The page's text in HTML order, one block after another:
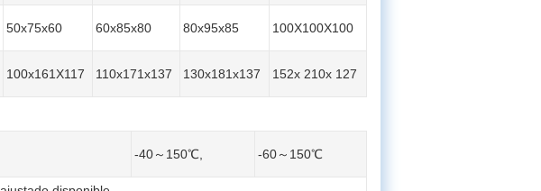
50x75x60 60x85x80 80x95x85 100X100X100
100x161X117 110x171x137 130x181x137 152x 210x 127
-40～150℃, -60～150℃